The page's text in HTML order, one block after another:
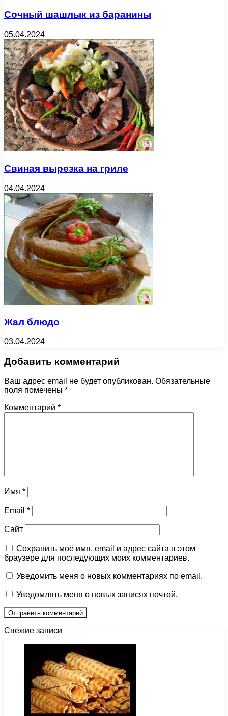
Сочный шашлык из баранины
05.04.2024
Свиная вырезка на гриле
04.04.2024
Жал блюдо
03.04.2024
Добавить комментарий
Ваш адрес email не будет опубликован. Обязательные
поля помечены *
Комментарий *
Имя *
Email *
Сайт
Сохранить моё имя, email и адрес сайта в этом
браузере для последующих моих комментариев.
Уведомить меня о новых комментариях по email.
Уведомлять меня о новых записях почтой.
Свежие записи